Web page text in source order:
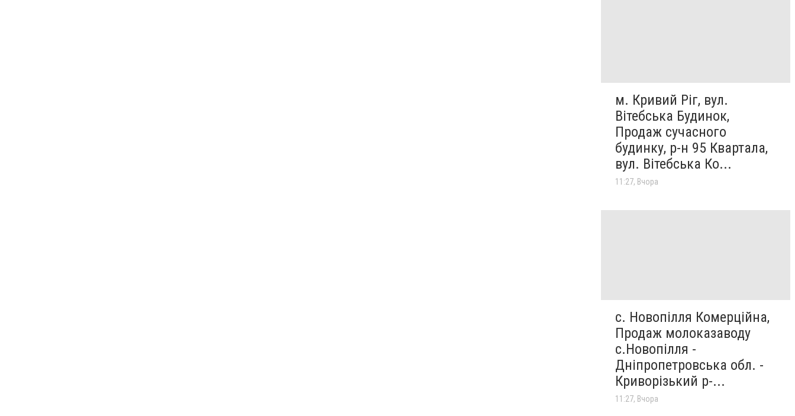
м. Кривий Ріг, вул.
Вітебська Будинок,
Продаж сучасного
будинку, р-н 95 Квартала,
вул. Вітебська Ко...
11:27, Вчора
с. Новопілля Комерційна,
Продаж молоказаводу
с.Новопілля -
Дніпропетровська обл. -
Криворізький р-...
11:27, Вчора